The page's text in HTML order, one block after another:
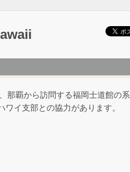
那覇から訪問する福岡士道館の系
イ支部との協力があります。